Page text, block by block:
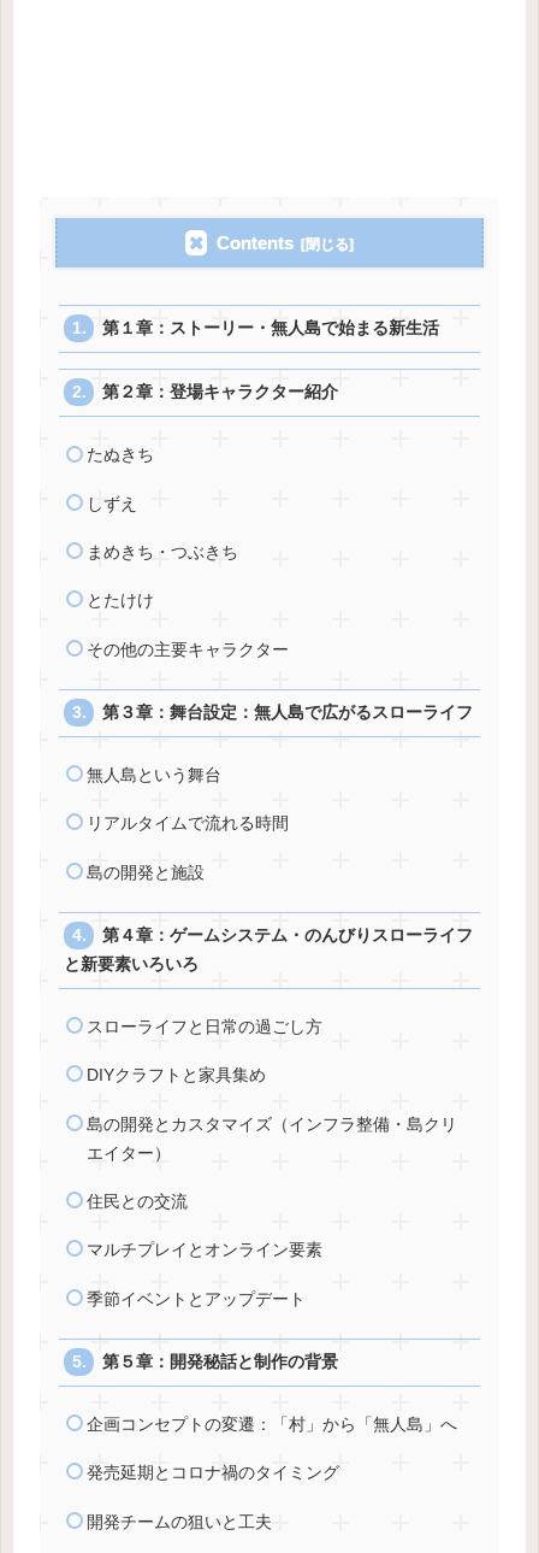
Contents
第１章：ストーリー・無人島で始まる新生活
第２章：登場キャラクター紹介
たぬきち
しずえ
まめきち・つぶきち
とたけけ
その他の主要キャラクター
第３章：舞台設定：無人島で広がるスローライフ
無人島という舞台
リアルタイムで流れる時間
島の開発と施設
第４章：ゲームシステム・のんびりスローライフ
と新要素いろいろ
スローライフと日常の過ごし方
DIYクラフトと家具集め
島の開発とカスタマイズ（インフラ整備・島クリ
エイター）
住民との交流
マルチプレイとオンライン要素
季節イベントとアップデート
第５章：開発秘話と制作の背景
企画コンセプトの変遷：「村」から「無人島」へ
発売延期とコロナ禍のタイミング
開発チームの狙いと工夫